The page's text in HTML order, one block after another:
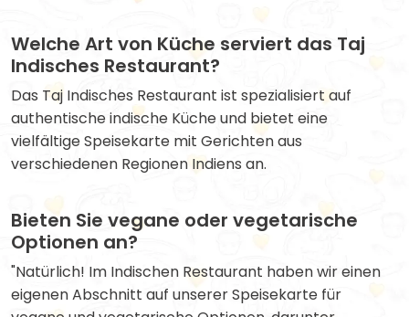
Welche Art von Küche serviert das Taj
Indisches Restaurant?
Das Taj Indisches Restaurant ist spezialisiert auf
authentische indische Küche und bietet eine
vielfältige Speisekarte mit Gerichten aus
verschiedenen Regionen Indiens an.
Bieten Sie vegane oder vegetarische
Optionen an?
"Natürlich! Im Indischen Restaurant haben wir einen
eigenen Abschnitt auf unserer Speisekarte für